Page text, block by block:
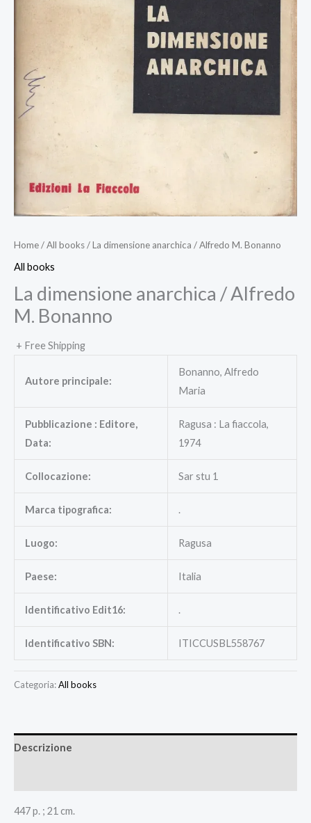
Home/All books/ La dimensione anarchica / Alfredo M. Bonanno
All books
La dimensione anarchica / Alfredo
M. Bonanno
+ Free Shipping
Autore principale:
Bonanno, Alfredo
Maria
Pubblicazione : Editore,
Data:
Ragusa : La fiaccola,
1974
Collocazione: Sar stu 1
Marca tipografica: .
Luogo: Ragusa
Paese: Italia
Identificativo Edit16: .
Identificativo SBN: ITICCUSBL558767
Categoria:All books
Descrizione
447 p. ; 21 cm.